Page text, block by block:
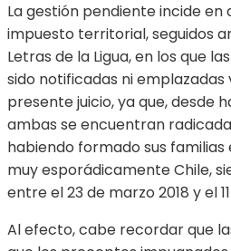
La gestión pendiente incide
impuesto territorial, seguidos
Letras de la Ligua, en los que
sido notificadas ni
presente juicio, ya que, desde
ambas se encuentran
habiendo formado sus familias
muy esporádicamente Chile,
entre el 23 de marzo 2018 y el
Al efecto, cabe recordar que